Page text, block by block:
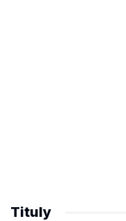
Tituly